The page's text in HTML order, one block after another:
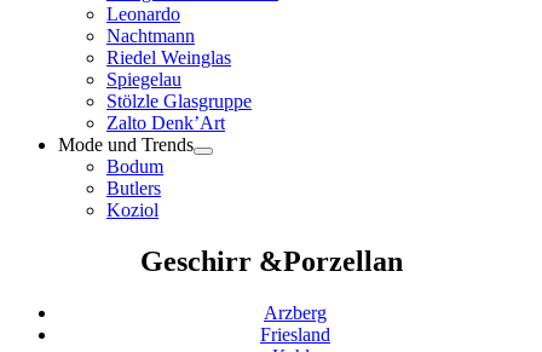
Leonardo
Nachtmann
Riedel Weinglas
Spiegelau
Stölzle Glasgruppe
Zalto Denk’Art
Mode und Trends
Menü
Bodum
Butlers
Koziol
Geschirr &Porzellan
Arzberg
Friesland